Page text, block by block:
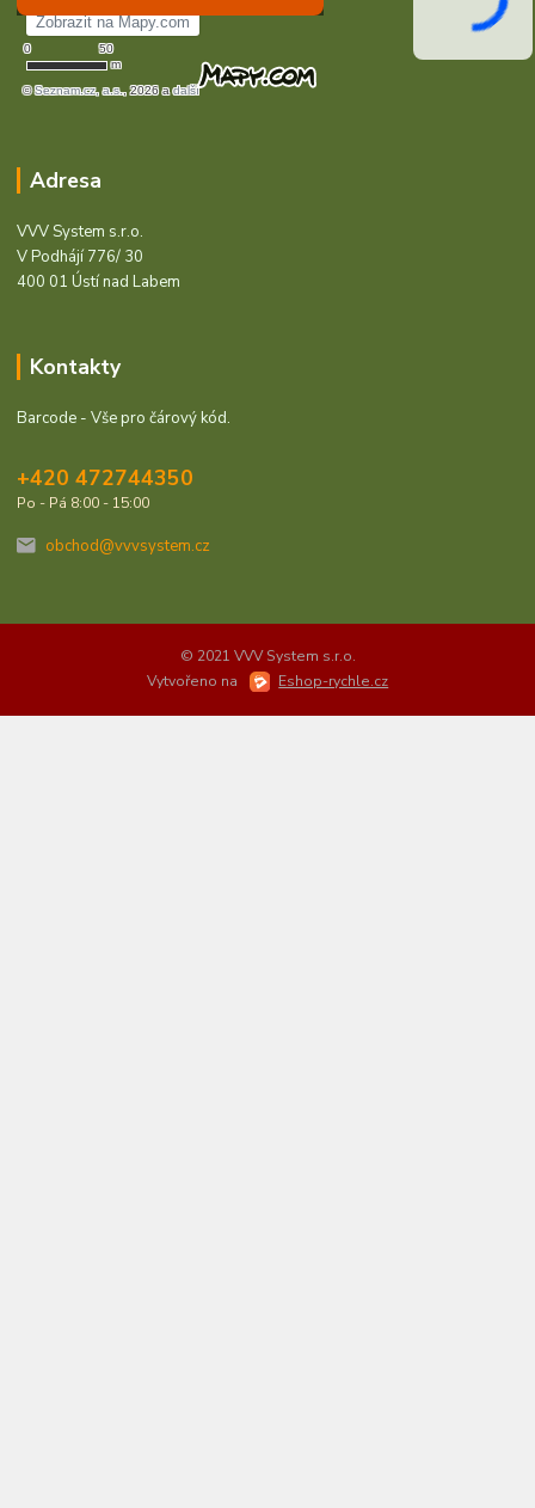
Adresa
VVV System s.r.o.
V Podhájí 776/ 30
400 01 Ústí nad Labem
Kontakty
Barcode - Vše pro čárový kód.
+420 472744350
Po - Pá 8:00 - 15:00
obchod@vvvsystem.cz
© 2021 VVV System s.r.o.
Vytvořeno na
Eshop-rychle.cz